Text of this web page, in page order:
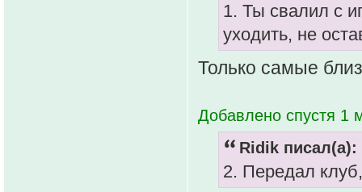
1. Ты свалил с
уходить, не
Только самые
Добавлено спустя 1
Ridik писал(а):
2. Передал